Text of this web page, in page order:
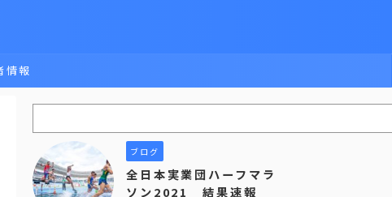
情報
ブログ
全日本実業団ハーフマラ
ソン2021 結果速報